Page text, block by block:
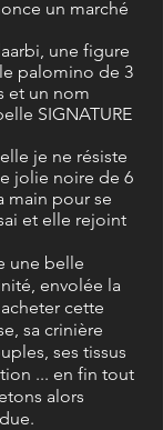
un marché
une figure
palomino de 3
et un nom
SIGNATURE
je ne résiste
jolie noire de 6
main pour se
et elle rejoint
une belle
envolée la
cette
sa crinière
ses tissus
... en fin tout
alors